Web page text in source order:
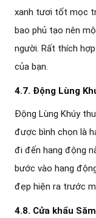
xanh tươi tốt mọc
bao phủ tạo nên
người. Rất thích
của bạn.
4.7. Động Lùng
Động Lùng Khúy
được bình chọn là
đi đến hang động
bước vào hang
đẹp hiện ra trước
4.8. Cửa khẩu